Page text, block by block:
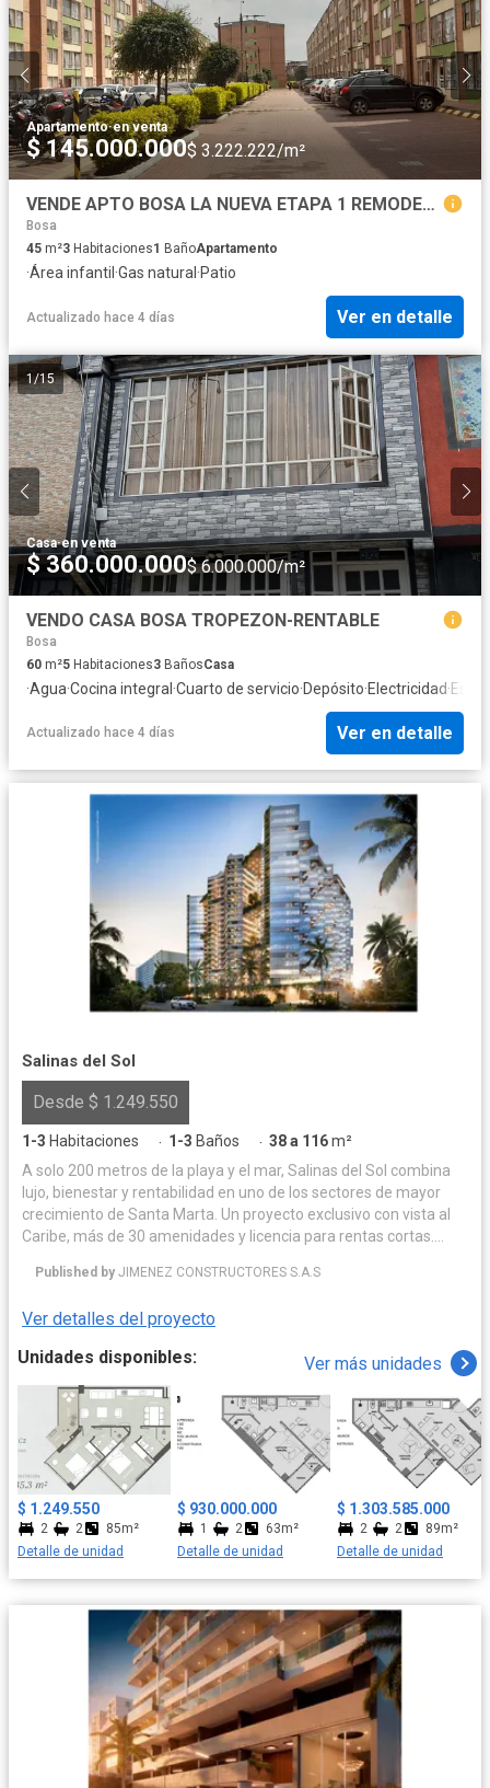
Apartamento·en venta
$ 145.000.000$ 3.222.222/m²
VENDE APTO BOSA LA NUEVA ETAPA 1 REMODELADO
Bosa
45 m²3 Habitaciones1 BañoApartamento
·Área infantil ·Gas natural ·Patio
Actualizado hace 4 días Ver en detalle
1/15
Casa·en venta
$ 360.000.000$ 6.000.000/m²
VENDO CASA BOSA TROPEZON-RENTABLE
Bosa
60 m²5 Habitaciones3 BañosCasa
·Agua·Cocina integral·Cuarto de servicio·Depósito·Electricidad·
Actualizado hace 4 días Ver en detalle
Salinas del Sol
Desde $ 1.249.550
1-3 Habitaciones · 1-3 Baños · 38 a 116m²
A solo 200 metros de la playa y el mar, Salinas del Sol combina
lujo, bienestar y rentabilidad en uno de los sectores de mayor
crecimiento de Santa Marta. Un proyecto exclusivo con vista al
Caribe, más de 30 amenidades y licencia para rentas cortas.
para disfrutar, descansar y generar rentabilidad.
Published by JIMENEZ CONSTRUCTORES S.A.S
Ver detalles del proyecto
Unidades disponibles:
Ver más unidades
$ 1.249.550
2 2
85m²
Detalle de unidad
$ 930.000.000
1 2
63m²
Detalle de unidad
$ 1.303.585.000
2 2
89m²
Detalle de unidad